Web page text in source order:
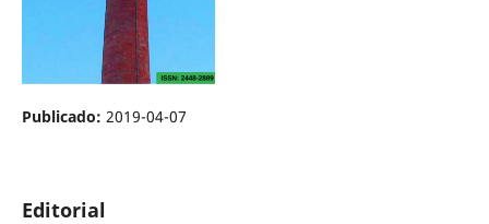
Publicado: 2019-04-07
Editorial